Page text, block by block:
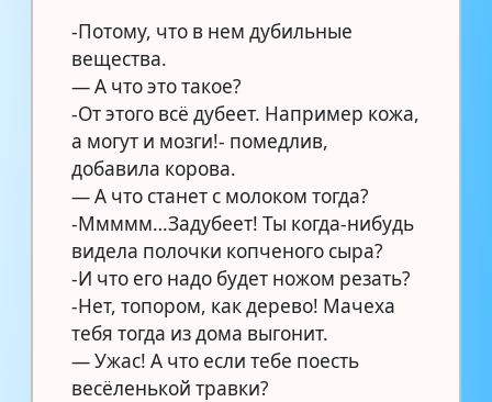
-Потому, что в нем дубильные
вещества.
— А что это такое?
-От этого всё дубеет. Например кожа,
а могут и мозги!- помедлив,
добавила корова.
— А что станет с молоком тогда?
-Ммммм…Задубеет! Ты когда-нибудь
видела полочки копченого сыра?
-И что его надо будет ножом резать?
-Нет, топором, как дерево! Мачеха
тебя тогда из дома выгонит.
— Ужас! А что если тебе поесть
весёленькой травки?